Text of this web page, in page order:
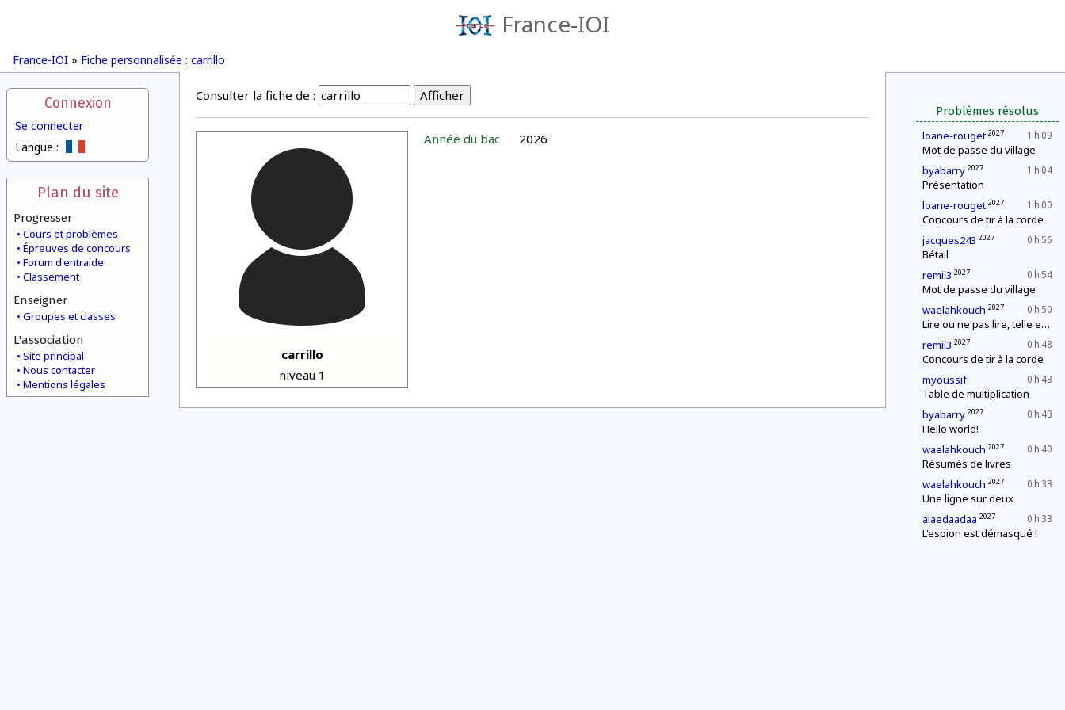
France-IOI
France-IOI » Fiche personnalisée : carrillo
Connexion
Se connecter
Langue :
Plan du site
Progresser
Cours et problèmes
Épreuves de concours
Forum d'entraide
Classement
Enseigner
Groupes et classes
L'association
Site principal
Nous contacter
Mentions légales
Problèmes résolus
1 h 09
loane-rouget 2027
Mot de passe du village
1 h 04
byabarry 2027
Présentation
1 h 00
loane-rouget 2027
Concours de tir à la corde
0 h 56
jacques243 2027
Bétail
0 h 54
remii3 2027
Mot de passe du village
0 h 50
waelahkouch 2027
Lire ou ne pas lire, telle est la question
0 h 48
remii3 2027
Concours de tir à la corde
0 h 43
myoussif
Table de multiplication
0 h 43
byabarry 2027
Hello world!
0 h 40
waelahkouch 2027
Résumés de livres
0 h 33
waelahkouch 2027
Une ligne sur deux
0 h 33
alaedaadaa 2027
L'espion est démasqué !
Consulter la fiche de :
carrillo
niveau 1
Année du bac 2026